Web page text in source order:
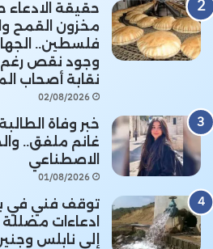
حقيقة الادعاء
مخزون القمح
فلسطين..
وجود نقص رغم
نقابة أصحاب
02/08/2026
خبر وفاة
غانم ملفق..
الاصطناعي
01/08/2026
توقف فني في
ادعاءات
إلى نابلس